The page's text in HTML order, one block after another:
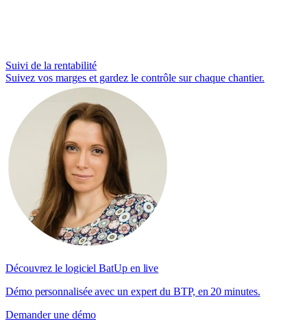
Suivi de la rentabilité
Suivez vos marges et gardez le contrôle sur chaque chantier.
Découvrez le logiciel BatUp en live
Démo personnalisée avec un expert du BTP, en 20 minutes.
Demander une démo